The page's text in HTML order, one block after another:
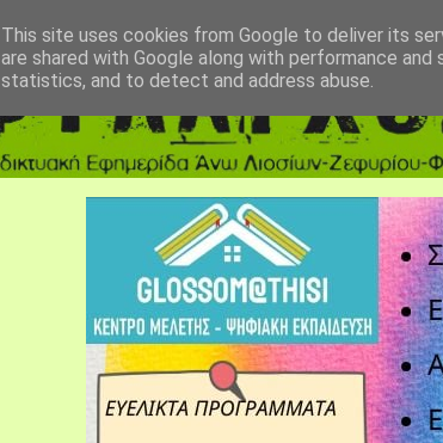
This site uses cookies from Google to deliver its
are shared with Google along with performance
statistics, and to detect and address abuse.